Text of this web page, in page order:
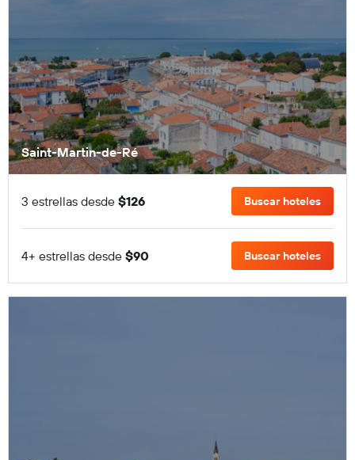
Saint-Martin-de-Ré
3 estrellas desde $126 Buscar hoteles
4+ estrellas desde $90 Buscar hoteles